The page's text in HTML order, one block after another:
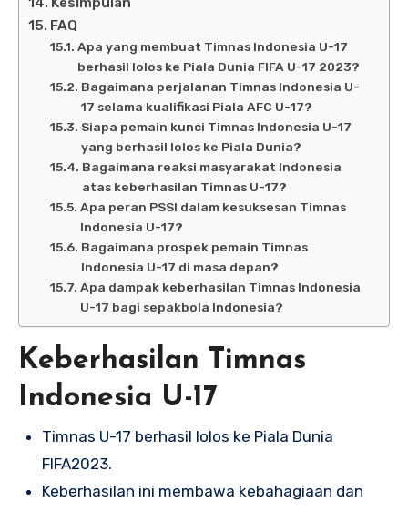
FAQ
Apa yang membuat Timnas Indonesia U-17
berhasil lolos ke Piala Dunia FIFA U-17 2023?
Bagaimana perjalanan Timnas Indonesia U-
17 selama kualifikasi Piala AFC U-17?
Siapa pemain kunci Timnas Indonesia U-17
yang berhasil lolos ke Piala Dunia?
Bagaimana reaksi masyarakat Indonesia
atas keberhasilan Timnas U-17?
Apa peran PSSI dalam kesuksesan Timnas
Indonesia U-17?
Bagaimana prospek pemain Timnas
Indonesia U-17 di masa depan?
Apa dampak keberhasilan Timnas Indonesia
U-17 bagi sepakbola Indonesia?
Keberhasilan Timnas
Indonesia U-17
Timnas U-17 berhasil lolos ke Piala Dunia
FIFA2023.
Keberhasilan ini membawa kebahagiaan dan